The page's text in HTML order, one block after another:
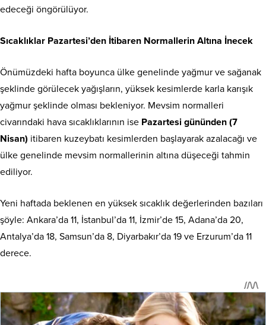
edeceği öngörülüyor.
Sıcaklıklar Pazartesi’den İtibaren Normallerin Altına İnecek
Önümüzdeki hafta boyunca ülke genelinde yağmur ve sağanak
şeklinde görülecek yağışların, yüksek kesimlerde karla karışık
yağmur şeklinde olması bekleniyor. Mevsim normalleri
civarındaki hava sıcaklıklarının ise Pazartesi gününden (7
Nisan) itibaren kuzeybatı kesimlerden başlayarak azalacağı ve
ülke genelinde mevsim normallerinin altına düşeceği tahmin
ediliyor.
Yeni haftada beklenen en yüksek sıcaklık değerlerinden bazıları
şöyle: Ankara’da 11, İstanbul’da 11, İzmir’de 15, Adana’da 20,
Antalya’da 18, Samsun’da 8, Diyarbakır’da 19 ve Erzurum’da 11
derece.